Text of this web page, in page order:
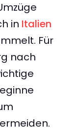
in Italien
Für
nach